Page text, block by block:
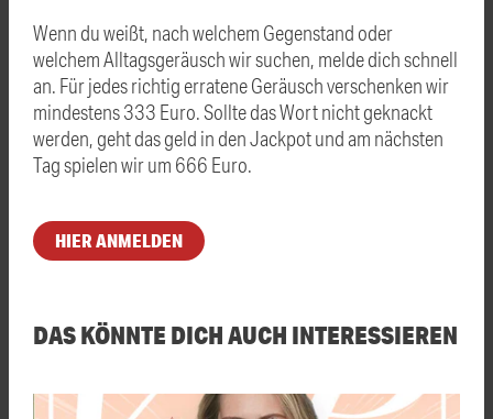
Wenn du weißt, nach welchem Gegenstand oder
welchem Alltagsgeräusch wir suchen, melde dich schnell
an. Für jedes richtig erratene Geräusch verschenken wir
mindestens 333 Euro. Sollte das Wort nicht geknackt
werden, geht das geld in den Jackpot und am nächsten
Tag spielen wir um 666 Euro.
HIER ANMELDEN
DAS KÖNNTE DICH AUCH INTERESSIEREN